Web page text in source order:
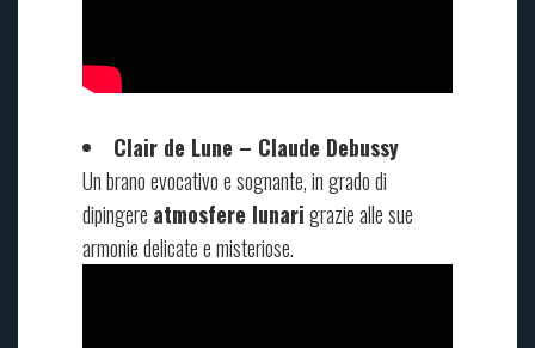
Clair de Lune – Claude Debussy
Un brano evocativo e sognante, in grado di
dipingere atmosfere lunarigrazie alle sue
armonie delicate e misteriose.